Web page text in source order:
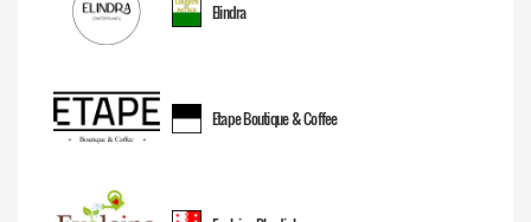
Elindra
Etape Boutique & Coffee